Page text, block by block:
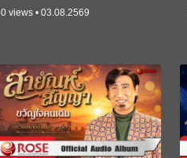
0 views • 03.08.2569